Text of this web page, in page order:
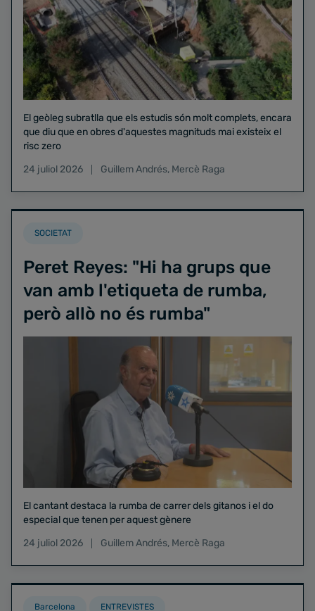
El geòleg subratlla que els estudis són molt complets, encara
que diu que en obres d'aquestes magnituds mai existeix el
risc zero
24 juliol 2026
Guillem Andrés, Mercè Raga
SOCIETAT
Peret Reyes: "Hi ha grups que
van amb l'etiqueta de rumba,
però allò no és rumba"
El cantant destaca la rumba de carrer dels gitanos i el do
especial que tenen per aquest gènere
24 juliol 2026
Guillem Andrés, Mercè Raga
Barcelona ENTREVISTES